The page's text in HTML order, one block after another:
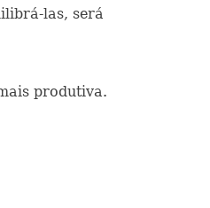
las, será
produtiva.